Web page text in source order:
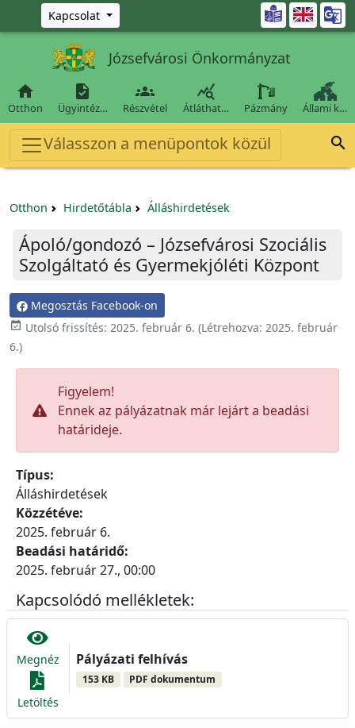
Ugrás a fő tartalomra
Kapcsolat 
Józsefvárosi Önkormányzat

Otthon

Ügyintéz…

Részvétel

Átláthat… Pázmány Állami k…
Válasszon a menüpontok közül 
Otthon Hirdetőtábla Álláshirdetések
Ápoló/gondozó – Józsefvárosi Szociális
Szolgáltató és Gyermekjóléti Központ
Megosztás Facebook-on
 Utolsó frissítés: 2025. február 6. (Létrehozva: 2025. február
6.)
Figyelem!
Ennek az pályázatnak már lejárt a beadási
határideje.
Típus:
Álláshirdetések
Közzétéve:
2025. február 6.
Beadási határidő:
2025. február 27., 00:00
Kapcsolódó mellékletek:
Megnéz
Letöltés
Pályázati felhívás
153 KB PDF dokumentum